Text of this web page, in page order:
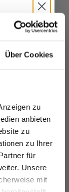
Über Cookies
zu
anbieten
zu
zu Ihrer
für
Unsere
mit
👋